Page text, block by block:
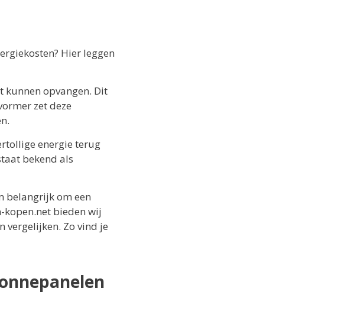
Hier leggen
kunnen opvangen. Dit
zet deze
energie terug
bekend als
belangrijk om een
kopen.net bieden wij
vergelijken. Zo vind je